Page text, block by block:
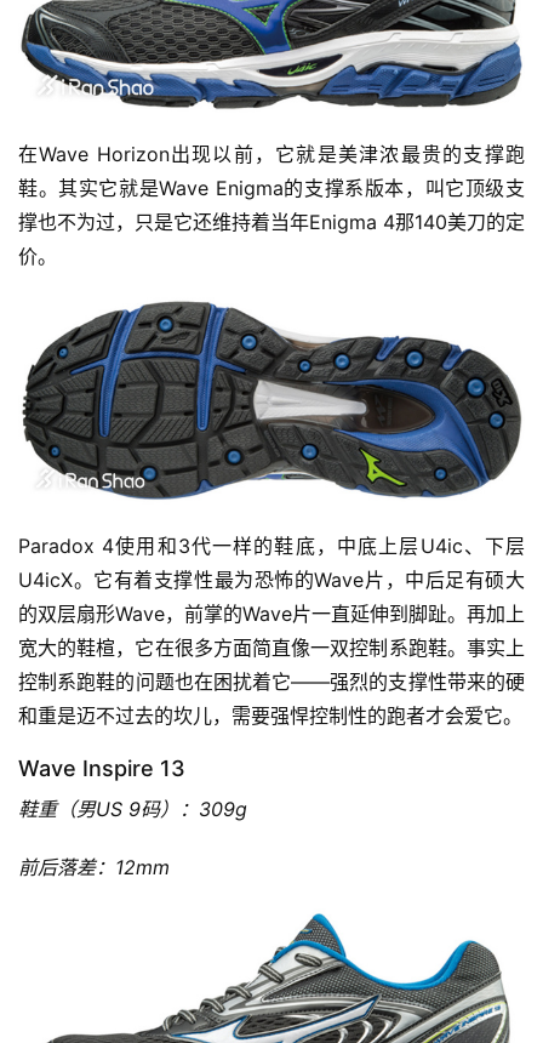
在Wave Horizon出现以前，它就是美津浓最贵的支撑跑
鞋。其实它就是Wave Enigma的支撑系版本，叫它顶级支
撑也不为过，只是它还维持着当年Enigma 4那140美刀的定
价。
Paradox 4使用和3代一样的鞋底，中底上层U4ic、下层
U4icX。它有着支撑性最为恐怖的Wave片，中后足有硕大
的双层扇形Wave，前掌的Wave片一直延伸到脚趾。再加上
宽大的鞋楦，它在很多方面简直像一双控制系跑鞋。事实上
控制系跑鞋的问题也在困扰着它——强烈的支撑性带来的硬
和重是迈不过去的坎儿，需要强悍控制性的跑者才会爱它。
Wave Inspire 13
鞋重（男US 9码）：309g
前后落差：12mm